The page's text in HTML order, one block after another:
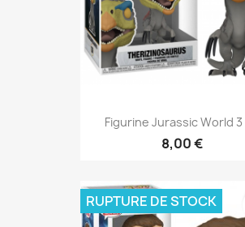
Figurine Jurassic World 3
8,00 €
RUPTURE DE STOCK